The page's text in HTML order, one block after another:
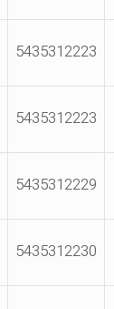
5435312223
5435312223
5435312229
5435312230